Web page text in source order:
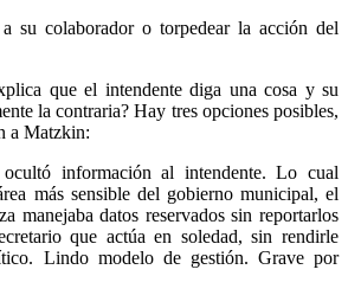
su colaborador o torpedear la acción del
que el intendente diga una cosa y su
la contraria? Hay tres opciones posibles,
a Matzkin:
información al intendente. Lo cual
más sensible del gobierno municipal, el
manejaba datos reservados sin reportarlos
que actúa en soledad, sin rendirle
Lindo modelo de gestión. Grave por